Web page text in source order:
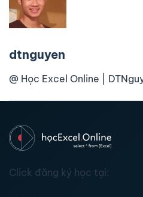
dtnguyen
@ Học Excel Online |
Click đăng ký học tại: